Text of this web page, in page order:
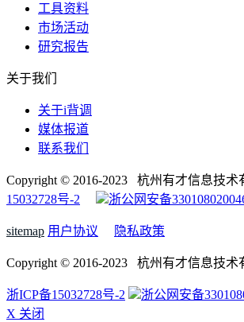
工具资料
市场活动
研究报告
关于我们
关于i背调
媒体报道
联系我们
Copyright © 2016-2023 杭州有才信息技
15032728号-2
浙公网安备
sitemap 用户协议 隐私政策
Copyright © 2016-2023 杭州有才信息技术
浙ICP备15032728号-2
浙公网安备
X 关闭